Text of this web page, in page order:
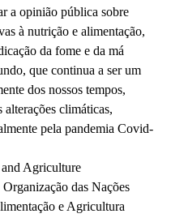
a opinião pública sobre
à nutrição e alimentação,
da fome e da má
que continua a ser um
dos nossos tempos,
alterações climáticas,
pela pandemia Covid-
Agriculture
das Nações
e Agricultura